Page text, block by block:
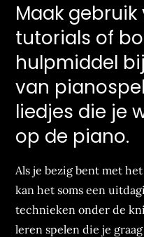
Maak
tutorials of
hulpmiddel
van
liedjes die je
op de piano.
Als je bezig bent met
kan het soms een
technieken onder de
leren spelen die je